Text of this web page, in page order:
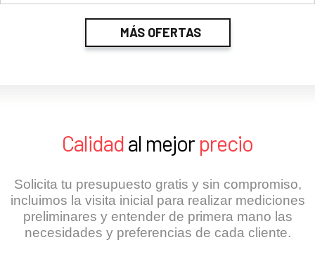
MÁS OFERTAS
Calidadal mejorprecio
Solicita tu presupuesto gratis y sin compromiso,
incluimos la visita inicial para realizar mediciones
preliminares y entender de primera mano las
necesidades y preferencias de cada cliente.